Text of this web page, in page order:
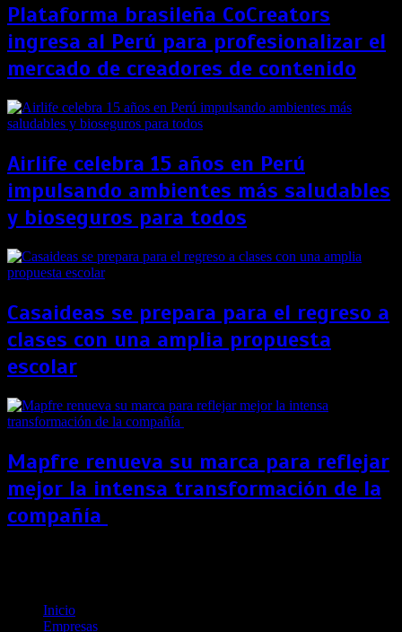
Plataforma brasileña CoCreators
ingresa al Perú para profesionalizar el
mercado de creadores de contenido
Airlife celebra 15 años en Perú
impulsando ambientes más saludables
y bioseguros para todos
Casaideas se prepara para el regreso a
clases con una amplia propuesta
escolar
Mapfre renueva su marca para reflejar
mejor la intensa transformación de la
compañía
Inicio
Empresas